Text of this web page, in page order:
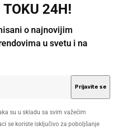
TOKU 24H!
o najnovijim
u svetu i na
su u skladu sa svim važećim
se koriste isključivo za poboljšanje